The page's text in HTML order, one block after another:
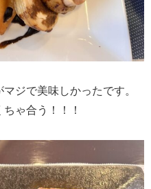
ジで美味しかったです。
ゃ合う！！！